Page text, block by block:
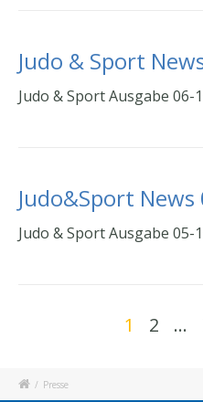
Judo & Sport
Judo & Sport Ausgabe 06-
Judo&Sport
Judo & Sport Ausgabe 05-
1 2 …
/ Presse